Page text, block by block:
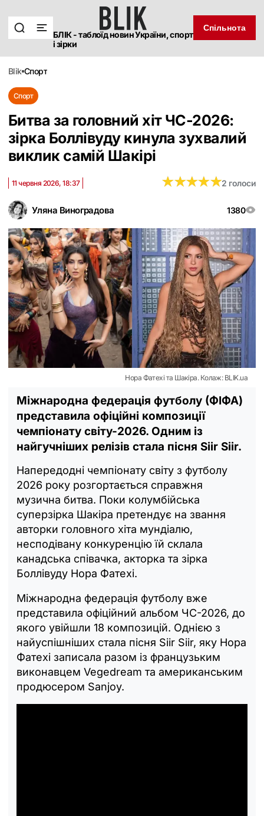
БЛІК - таблоїд новин України, спорт
і зірки
Спільнота
blik спорт
Спорт
Битва за головний хіт ЧС-2026:
зірка Боллівуду кинула зухвалий
виклик самій Шакірі
Уляна Виноградова 1380
11 червня 2026, 18:37 ★★★★★
★★★★★2 голоси
Нора Фатехі та Шакіра. Колаж: BLIK.ua
Міжнародна федерація футболу (ФІФА)
представила офіційні композиції
чемпіонату світу-2026. Одним із
найгучніших релізів стала пісня Siir Siir.
Напередодні чемпіонату світу з футболу
2026 року розгортається справжня
музична битва. Поки колумбійська
суперзірка Шакіра претендує на звання
авторки головного хіта мундіалю,
несподівану конкуренцію їй склала
канадська співачка, акторка та зірка
Боллівуду Нора Фатехі.
Міжнародна федерація футболу вже
представила офіційний альбом ЧС-2026, до
якого увійшли 18 композицій. Однією з
найуспішніших стала пісня Siir Siir, яку Нора
Фатехі записала разом із французьким
виконавцем Vegedream та американським
продюсером Sanjoy.